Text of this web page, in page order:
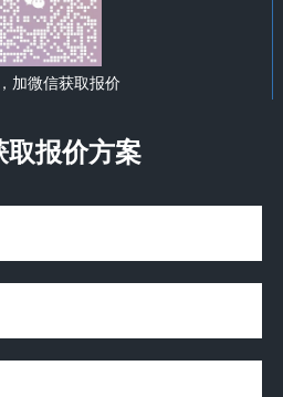
加微信获取报价
取报价方案